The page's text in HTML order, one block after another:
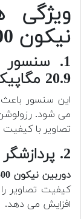
ویژگی
نیکون D7500
20.9 مگاپیکسل
این سنسور
تصاویر با
2. پردازشگر تصویر EXPEED 5
دوربین نیکون D7500 با
کیفیت تصاویر
افزایش می دهد.